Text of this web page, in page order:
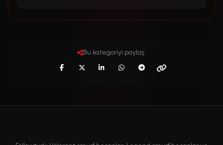
Bu kategoriyi paylaş: